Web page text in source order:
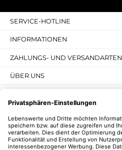
SERVICE-HOTLINE
INFORMATIONEN
ZAHLUNGS- UND VERSANDARTEN
ÜBER UNS
NEWSLETTER